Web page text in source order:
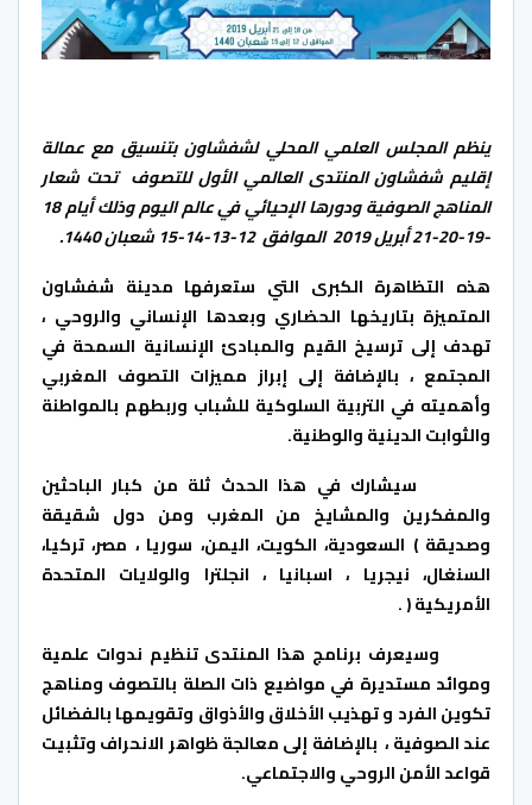
ينظم المجلس العلمي المحلي لشفشاون بتنسيق مع عمالة
إقليم شفشاون المنتدى العالمي الأول للتصوف تحت شعار
المناهج الصوفية ودورها الإحيائي في عالم اليوم وذلك أيام 18
-19-20-21 أبريل 2019 الموافق 12-13-14-15 شعبان 1440.
هذه التظاهرة الكبرى التي ستعرفها مدينة شفشاون
المتميزة بتاريخها الحضاري وبعدها الإنساني والروحي ،
تهدف إلى ترسيخ القيم والمبادئ الإنسانية السمحة في
المجتمع ، بالإضافة إلى إبراز مميزات التصوف المغربي
وأهميته في التربية السلوكية للشباب وربطهم بالمواطنة
والثوابت الدينية والوطنية.
سيشارك في هذا الحدث ثلة من كبار الباحثين
والمفكرين والمشايخ من المغرب ومن دول شقيقة
وصديقة ) السعودية، الكويت، اليمن، سوريا ، مصر، تركيا،
السنغال، نيجريا ، اسبانيا ، انجلترا والولايات المتحدة
الأمريكية ( .
وسيعرف برنامج هذا المنتدى تنظيم ندوات علمية
وموائد مستديرة في مواضيع ذات الصلة بالتصوف ومناهج
تكوين الفرد و تهذيب الأخلاق والأذواق وتقويمها بالفضائل
عند الصوفية ، بالإضافة إلى معالجة ظواهر الانحراف وتثبيت
قواعد الأمن الروحي والاجتماعي.